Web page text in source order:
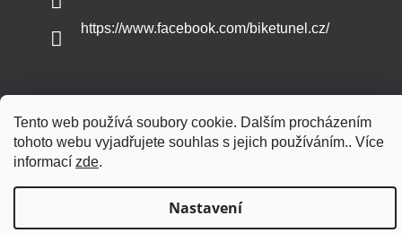
Tento web používá soubory cookie. Dalším procházením
tohoto webu vyjadřujete souhlas s jejich používáním.. Více
informací zde.
Nastavení
https://www.facebook.com/biketunel.cz/
Vytvořil Shoptet